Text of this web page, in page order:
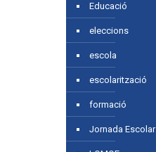
Educació
eleccions
escola
escolarització
formació
Jornada Escolar